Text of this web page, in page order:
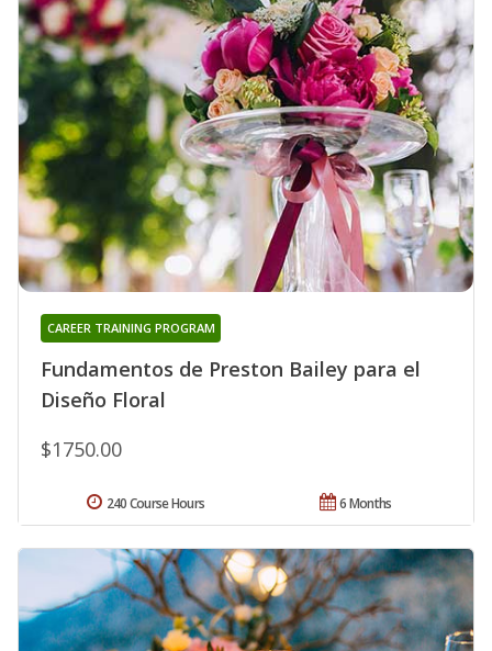
Fundamentos de Preston Bailey para el
Diseño Floral
CAREER TRAINING PROGRAM
$1750.00
6 Months
240 Course Hours